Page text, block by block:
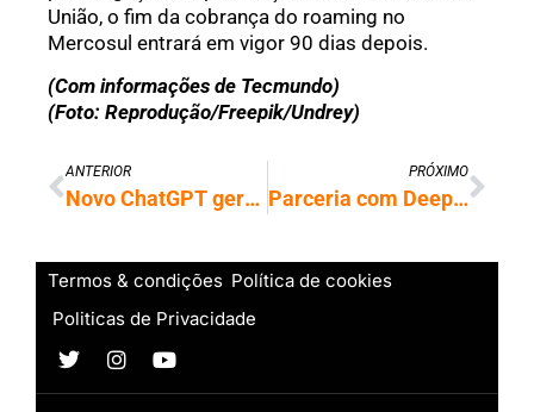
União, o fim da cobrança do roaming no
Mercosul entrará em vigor 90 dias depois.
(Com informações de Tecmundo)
(Foto: Reprodução/Freepik/Undrey)
ANTERIOR
Novo ChatGPT gera onda de reclamações de usuários que ‘perderam um amigo’
PRÓXIMO
Parceria com DeepSeek leva IA chinesa aos carros da Tesla
Termos & condições Política de cookies
Politicas de Privacidade